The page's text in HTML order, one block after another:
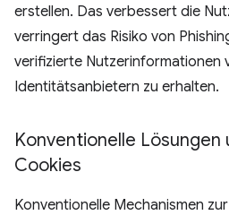
erstellen. Das verbessert die
verringert das Risiko von
verifizierte Nutzerinformationen
Identitätsanbietern zu erhalten.
Konventionelle
Cookies
Konventionelle Mechanismen